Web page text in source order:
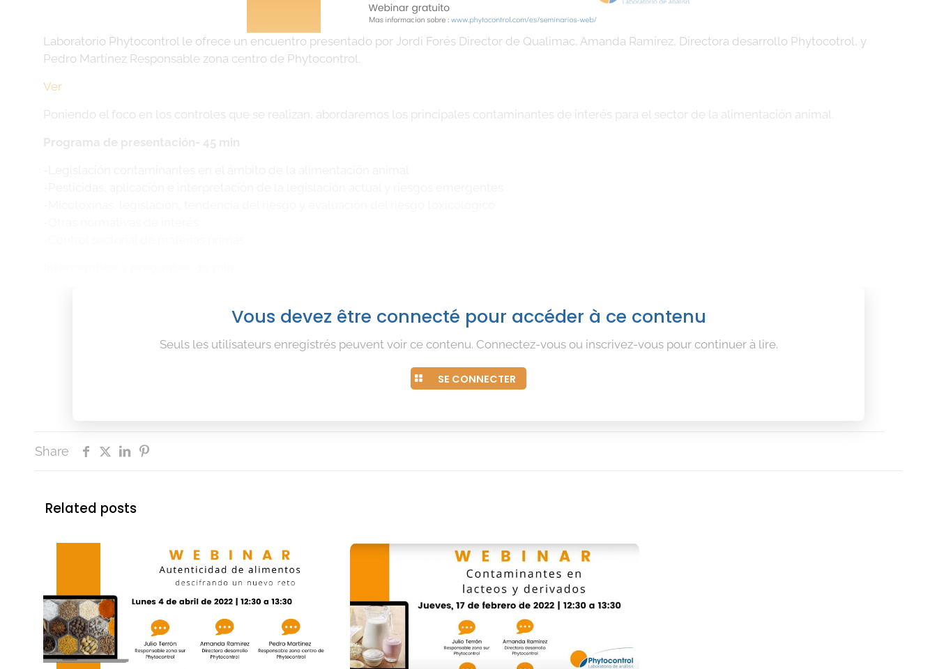
Laboratorio Phytocontrol le ofrece un encuentro presentado por Jordi Forés Director de Qualimac, Amanda Ramírez, Directora desarrollo Phytocotrol, y
Pedro Martínez Responsable zona centro de Phytocontrol.
Ver
Poniendo el foco en los controles que se realizan, abordaremos los principales contaminantes de interés para el sector de la alimentación animal.
Programa de presentación- 45 min
Vous devez être connecté pour accéder à ce contenu
Seuls les utilisateurs enregistrés peuvent voir ce contenu. Connectez-vous ou inscrivez-vous pour continuer à lire.
SE CONNECTER
Share
Related posts